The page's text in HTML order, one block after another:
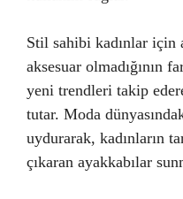
Stil sahibi kadınlar için
aksesuar olmadığının
yeni trendleri takip
tutar. Moda
uydurarak, kadınların
çıkaran ayakkabılar